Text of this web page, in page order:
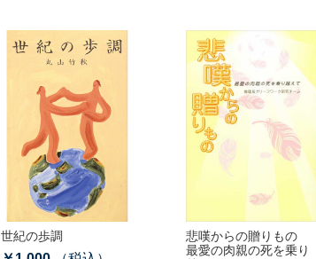
世紀の歩調
悲嘆からの贈りもの
最愛の肉親の死を乗り